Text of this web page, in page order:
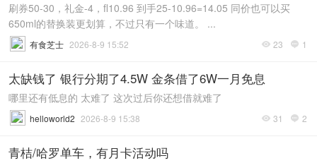
刷券50-30，礼金-4，fl10.96 到手25-10.96=14.05 同价也可以买
650ml的替换装更划算，不过只有一个味道。 ...
 23  1
有食芝士 2026-8-9 15:52
太缺钱了 银行分期了4.5W 金条借了6W一月免息
哪里还有低息的 太难了 这次过后你还想借就难了
 31  2
helloworld2 2026-8-9 15:38
青桔/哈罗单车，有月卡活动吗